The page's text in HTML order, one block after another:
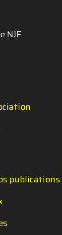
NJF
publications